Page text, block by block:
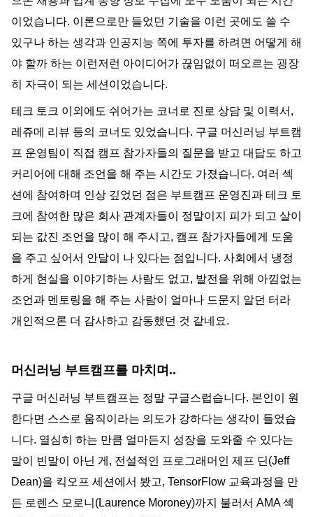
이었습니다. 이론으로만 들었던 기술을 이런 곳에도 쓸 수
있구나 하는 생각과 인공지능 쪽에 투자를 하려면 어떻게 해
야 할까 하는 이런저런 아이디어가 끊임없이 떠오르는 굉장
히 자극이 되는 세션이었습니다.
테크 토크 이외에도 쉬어가는 코너로 진로 상담 및 이력서,
레쥬메 리뷰 등의 코너도 있었습니다. 구글 머신러닝 부트캠
프 운영팀이 직접 캠프 참가자들의 질문을 받고 대답도 하고
커리어에 대해 조언을 해 주는 시간도 가졌습니다. 여러 섹
션에 참여하며 인상 깊었던 점은 부트캠프 운영진과 테크 토
크에 참여한 많은 회사 관계자들이 정말이지 피가 되고 살이
되는 값진 조언을 많이 해 주시고, 캠프 참가자들에게 도움
을 주고 싶어서 안달이 나 있다는 점입니다. 사회에서 냉정
하게 현실을 이야기하는 사람도 없고, 발전을 위해 아낌없는
조언과 멘토링을 해 주는 사람이 얼마나 드문지 알던 터라
개인적으론 더 감사하고 감동했던 것 같네요.
머신러닝 부트캠프를 마치며..
구글 머신러닝 부트캠프는 정말 구글스럽습니다. 본인이 원
한다면 스스로 움직이라는 의도가 강하다는 생각이 들었습
니다. 열심히 하는 만큼 얼마든지 성장을 도와줄 수 있다는
말이 빈말이 아닌 게, 전설적인 프로그래머인 제프 딘(Jeff
Dean)을 킥오프 세션에서 봤고, TensorFlow 교육과정을 만
든 로렌스 모로니(Laurence Moroney)까지 불러서 AMA 섹